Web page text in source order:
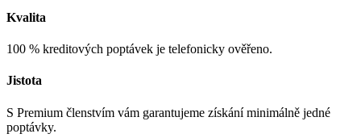
Kvalita
100 % kreditových poptávek je telefonicky ověřeno.
Jistota
S Premium členstvím vám garantujeme získání minimálně jedné
poptávky.